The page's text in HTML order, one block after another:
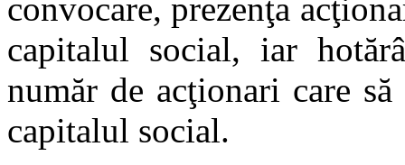
convocare, prezenţa
capitalul social, iar
număr de acţionari care
capitalul social.